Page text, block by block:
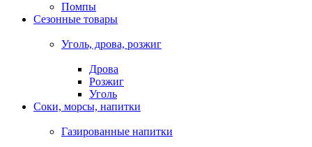
Помпы
Сезонные товары
Уголь, дрова, розжиг
Дрова
Розжиг
Уголь
Соки, морсы, напитки
Газированные напитки